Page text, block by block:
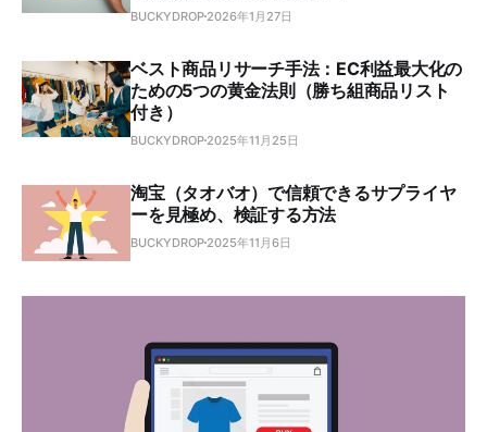
BUCKYDROP 2026年1月27日
ベスト商品リサーチ手法：EC利益最大化の
ための5つの黄金法則（勝ち組商品リスト
付き）
BUCKYDROP 2025年11月25日
淘宝（タオバオ）で信頼できるサプライヤ
ーを見極め、検証する方法
BUCKYDROP 2025年11月6日